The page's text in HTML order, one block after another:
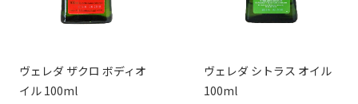
ヴェレダ ザクロ ボディオ
イル 100ml
ヴェレダ シトラス オイル
100ml